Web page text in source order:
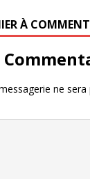
À
ne sera